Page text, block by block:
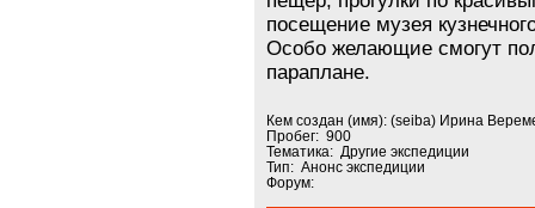
посещение музея
Особо желающие смогут
параплане.
Кем создан (имя): (seiba) Ирина
Пробег: 900
Тематика: Другие экспедиции
Тип: Анонс экспедиции
Форум: